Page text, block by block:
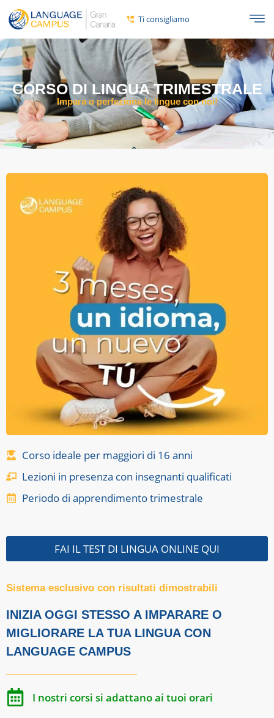
Ti consigliamo
CORSO DI LINGUA TRIMESTRALE
Impara o perfeziona le lingue con noi!
Sistema esclusivo con risultati dimostrabili
INIZIA OGGI STESSO A IMPARARE O
MIGLIORARE LA TUA LINGUA CON
LANGUAGE CAMPUS
I nostri corsi si adattano ai tuoi orari
Corso ideale per maggiori di 16 anni
Lezioni in presenza con insegnanti qualificati
Periodo di apprendimento trimestrale
FAI IL TEST DI LINGUA ONLINE QUI